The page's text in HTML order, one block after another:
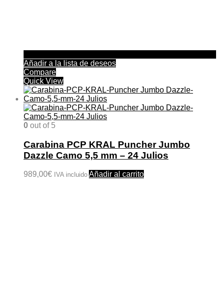
Añadir a la lista de deseos
Compare
Quick View
0 out of 5
Carabina PCP KRAL Puncher Jumbo
Dazzle Camo 5,5 mm – 24 Julios
989,00€ IVA incluido Añadir al carrito